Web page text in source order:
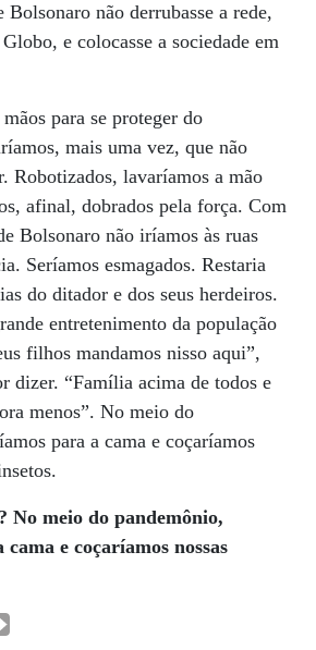
não derrubasse a rede,
e colocasse a sociedade em
para se proteger do
mais uma vez, que não
Robotizados, lavaríamos a mão
afinal, dobrados pela força. Com
Bolsonaro não iríamos às ruas
Seríamos esmagados. Restaria
do ditador e dos seus herdeiros.
entretenimento da população
filhos mandamos nisso aqui”,
dizer. “Família acima de todos e
menos”. No meio do
para a cama e coçaríamos
No meio do pandemônio,
cama e coçaríamos nossas